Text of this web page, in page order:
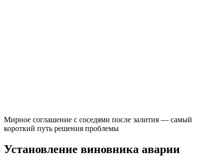
Мирное соглашение с соседями после залития — самый
короткий путь решения проблемы
Установление виновника аварии